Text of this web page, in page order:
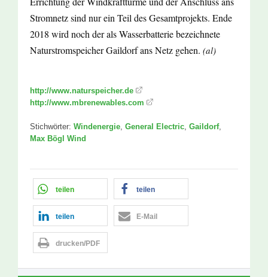
Stromnetz sind nur ein Teil des Gesamtprojekts. Ende
2018 wird noch der als Wasserbatterie bezeichnete
Naturstromspeicher Gaildorf ans Netz gehen. (al)
http://www.naturspeicher.de
http://www.mbrenewables.com
Stichwörter: Windenergie General Electric Gaildorf,
Max Bögl Wind
teilen teilen
teilen E-Mail
drucken/PDF